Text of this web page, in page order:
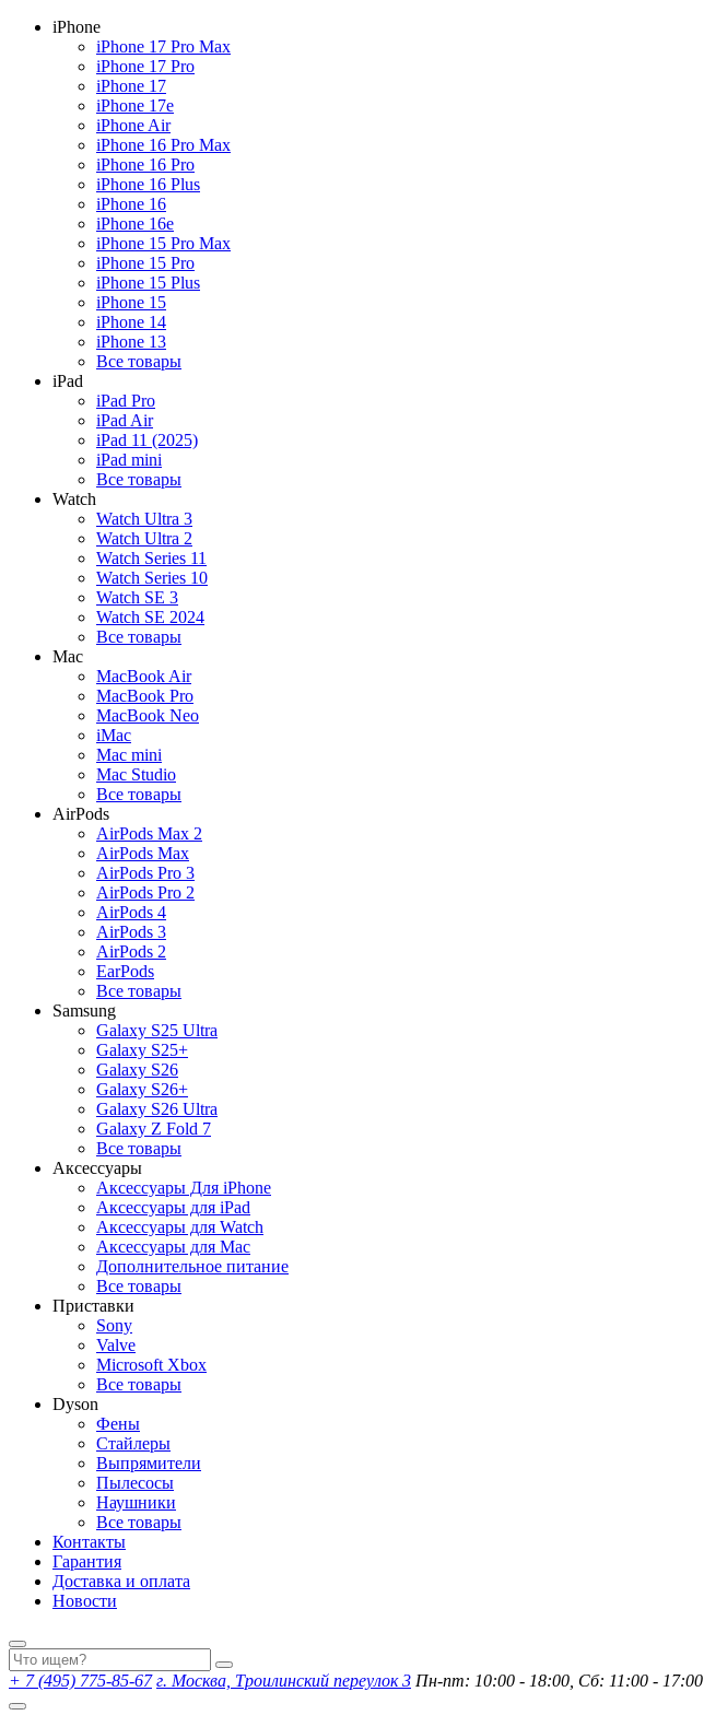
iPhone
iPhone 17 Pro Max
iPhone 17 Pro
iPhone 17
iPhone 17e
iPhone Air
iPhone 16 Pro Max
iPhone 16 Pro
iPhone 16 Plus
iPhone 16
iPhone 16e
iPhone 15 Pro Max
iPhone 15 Pro
iPhone 15 Plus
iPhone 15
iPhone 14
iPhone 13
Все товары
iPad
iPad Pro
iPad Air
iPad 11 (2025)
iPad mini
Все товары
Watch
Watch Ultra 3
Watch Ultra 2
Watch Series 11
Watch Series 10
Watch SE 3
Watch SE 2024
Все товары
Mac
MacBook Air
MacBook Pro
MacBook Neo
iMac
Mac mini
Mac Studio
Все товары
AirPods
AirPods Max 2
AirPods Max
AirPods Pro 3
AirPods Pro 2
AirPods 4
AirPods 3
AirPods 2
EarPods
Все товары
Samsung
Galaxy S25 Ultra
Galaxy S25+
Galaxy S26
Galaxy S26+
Galaxy S26 Ultra
Galaxy Z Fold 7
Все товары
Аксессуары
Аксессуары Для iPhone
Аксессуары для iPad
Аксессуары для Watch
Аксессуары для Mac
Дополнительное питание
Все товары
Приставки
Sony
Valve
Microsoft Xbox
Все товары
Dyson
Фены
Стайлеры
Выпрямители
Пылесосы
Наушники
Все товары
Контакты
Гарантия
Доставка и оплата
Новости
+ 7 (495) 775-85-67 г. Москва, Троилинский переулок 3 Пн-пт: 10:00 - 18:00, Сб: 11:00 - 17:00